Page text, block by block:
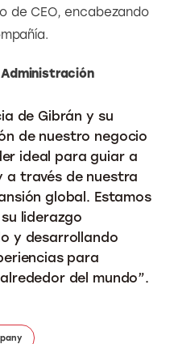
de CEO, encabezando
de Gibrán y su
de nuestro negocio
ideal para guiar a
a través de nuestra
global. Estamos
liderazgo
y desarrollando
para
del mundo”.